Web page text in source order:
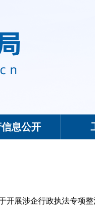
息公开
开展涉企行政执法专项整